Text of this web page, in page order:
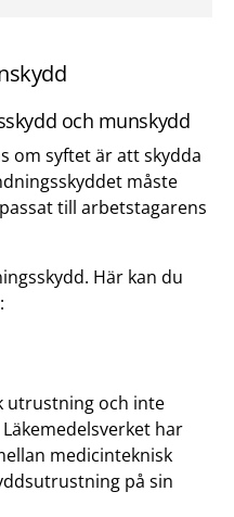
och munskydd
om syftet är att skydda
måste
till arbetstagarens
Här kan du
utrustning och inte
har
medicinteknisk
på sin